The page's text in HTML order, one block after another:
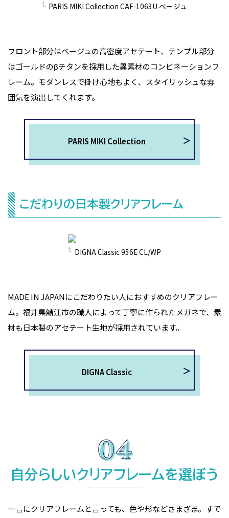
PARIS MIKI Collection CAF-1063U ベージュ
フロント部分はベージュの高密度アセテート、テンプル部分
はゴールドのβチタンを採用した異素材のコンビネーションフ
レーム。モダンレスで掛け心地もよく、スタイリッシュな雰
囲気を演出してくれます。
PARIS MIKI Collection
こだわりの日本製クリアフレーム
DIGNA Classic 956E CL/WP
MADE IN JAPANにこだわりたい人におすすめのクリアフレー
ム。福井県鯖江市の職人によって丁寧に作られたメガネで、素
材も日本製のアセテート生地が採用されています。
DIGNA Classic
自分らしいクリアフレームを選ぼう
一言にクリアフレームと言っても、色や形などさまざま。すで